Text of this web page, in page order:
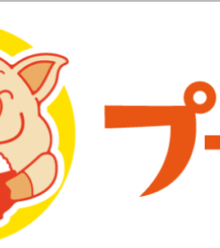
の満腹日記 |
面)のランチ＆